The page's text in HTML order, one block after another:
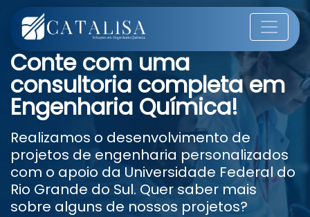
Conte com uma
consultoria completa em
Engenharia Química!
Realizamos o desenvolvimento de
projetos de engenharia personalizados
com o apoio da Universidade Federal do
Rio Grande do Sul. Quer saber mais
sobre alguns de nossos projetos?